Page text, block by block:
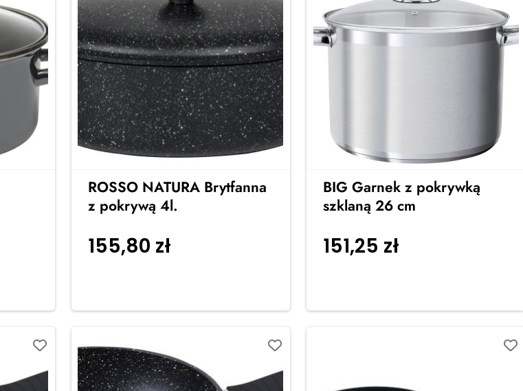
ROSSO NATURA Brytfanna
z pokrywą 4l.
155,80 zł
BIG Garnek z pokrywką
szklaną 26 cm
151,25 zł